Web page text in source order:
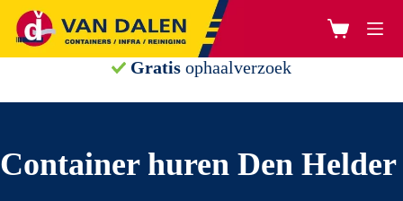
naar
inhoud
Gratis ophaalverzoek
Container huren Den Helder